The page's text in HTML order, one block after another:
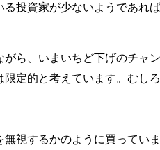
投資家が少ないようであれ
がら、いまいちど下げのチャ
定的と考えています。むしろ
視するかのように買ってい